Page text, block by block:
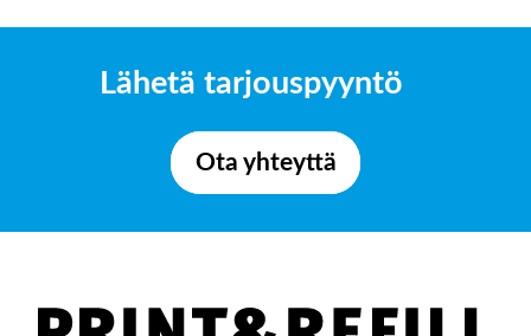
Lähetä tarjouspyyntö
Ota yhteyttä